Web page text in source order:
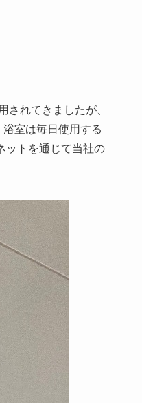
されてきましたが、
室は毎日使用する
ットを通じて当社の